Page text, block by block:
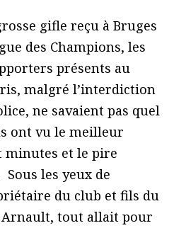
gifle reçu à Bruges
des Champions, les
présents au
malgré l’interdiction
ne savaient pas quel
ont vu le meilleur
minutes et le pire
les yeux de
du club et fils du
tout allait pour